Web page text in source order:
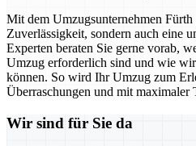
Mit dem Umzugsunternehmen
Zuverlässigkeit, sondern auch eine
Experten beraten Sie gerne vorab,
Umzug erforderlich sind und wie
können. So wird Ihr Umzug zum
Überraschungen und mit maximaler
Wir sind für Sie da